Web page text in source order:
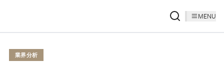
MENU
業界分析